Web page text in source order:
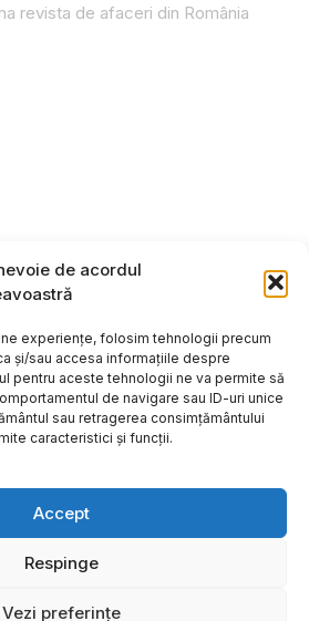
de acordul
experiențe, folosim tehnologii precum
și/sau accesa informațiile despre
pentru aceste tehnologii ne va permite să
de navigare sau ID-uri unice
sau retragerea consimțământului
caracteristici și funcții.
Accept
Respinge
Vezi preferințe
revista de afaceri din România
Copyright ©2026